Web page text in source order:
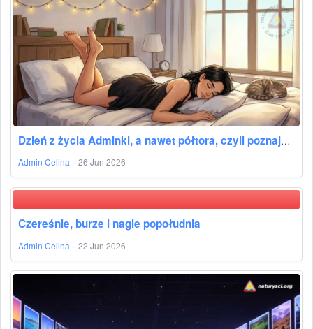
Dzień z życia Adminki, a nawet półtora, czyli poznajmy się bliżej
Admin Celina · 26 Jun 2026
Czereśnie, burze i nagie popołudnia
Admin Celina · 22 Jun 2026